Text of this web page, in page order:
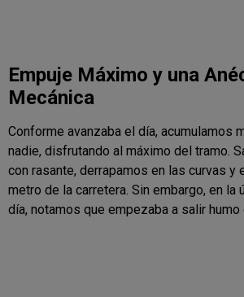
Empuje Máximo y una
Mecánica
Conforme avanzaba el día, acumulamos
nadie, disfrutando al máximo del tramo.
con rasante, derrapamos en las curvas y
metro de la carretera. Sin embargo, en la
día, notamos que empezaba a salir humo